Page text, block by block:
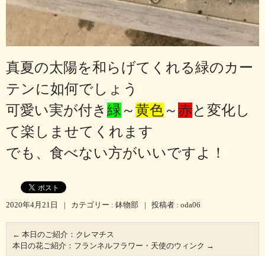
真夏の太陽を和らげてくれる緑のカー
テンに如何でしょう
可愛い実が付き 緑 ～黄色～赤と変化し
て楽しませてくれます
でも、食べない方がいいですよ！
2020年4月21日 | カテゴリー : 鉢物部 | 投稿者 : oda06
← 本日のご紹介：クレマチス
本日の花ご紹介：フランネルフラワー・天使のウィンク →